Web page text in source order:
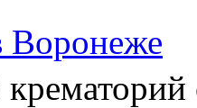
Воронеже